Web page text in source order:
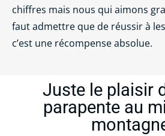
chiffres mais nous qui aimons
faut admettre que de réussir à
c’est une récompense absolue.
Juste le plaisir
parapente au